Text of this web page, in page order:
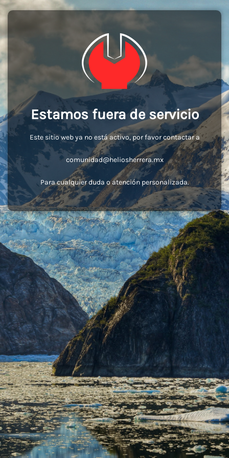
Estamos fuera de servicio
Este sitio web ya no está activo, por favor contactar a
comunidad@heliosherrera.mx
Para cualquier duda o atención personalizada.